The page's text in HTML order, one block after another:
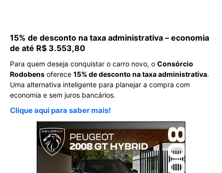
15% de desconto na taxa administrativa – economia
de até R$ 3.553,80
Para quem deseja conquistar o carro novo, o Consórcio
Rodobens oferece 15% de desconto na taxa administrativa.
Uma alternativa inteligente para planejar a compra com
economia e sem juros bancários.
Clique aqui para saber mais!